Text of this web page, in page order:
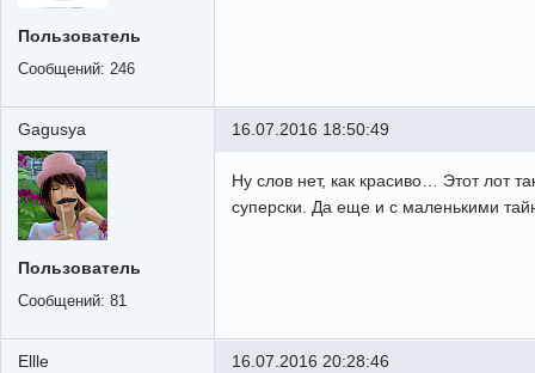
Пользователь
Сообщений: 246
Gagusya
Пользователь
Сообщений: 81
16.07.2016 18:50:49
Ну слов нет, как красиво… Этот лот
суперски. Да еще и с маленькими
Ellle 16.07.2016 20:28:46